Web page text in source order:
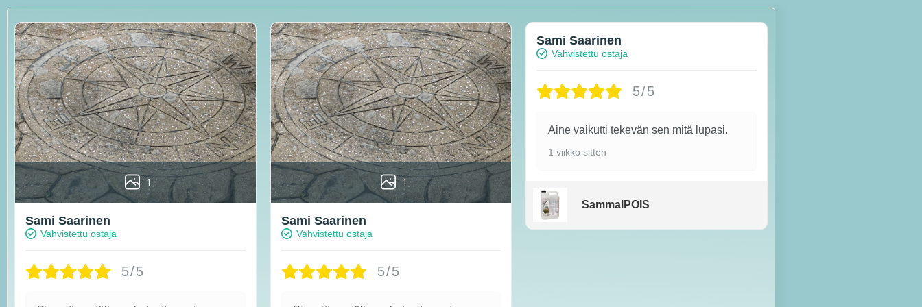
1
Sami Saarinen
Vahvistettu ostaja
5/5
1
Sami Saarinen
Vahvistettu ostaja
5/5
Sami Saarinen
Vahvistettu ostaja
5/5
Aine vaikutti tekevän sen mitä lupasi.
1 viikko sitten
SammalPOIS